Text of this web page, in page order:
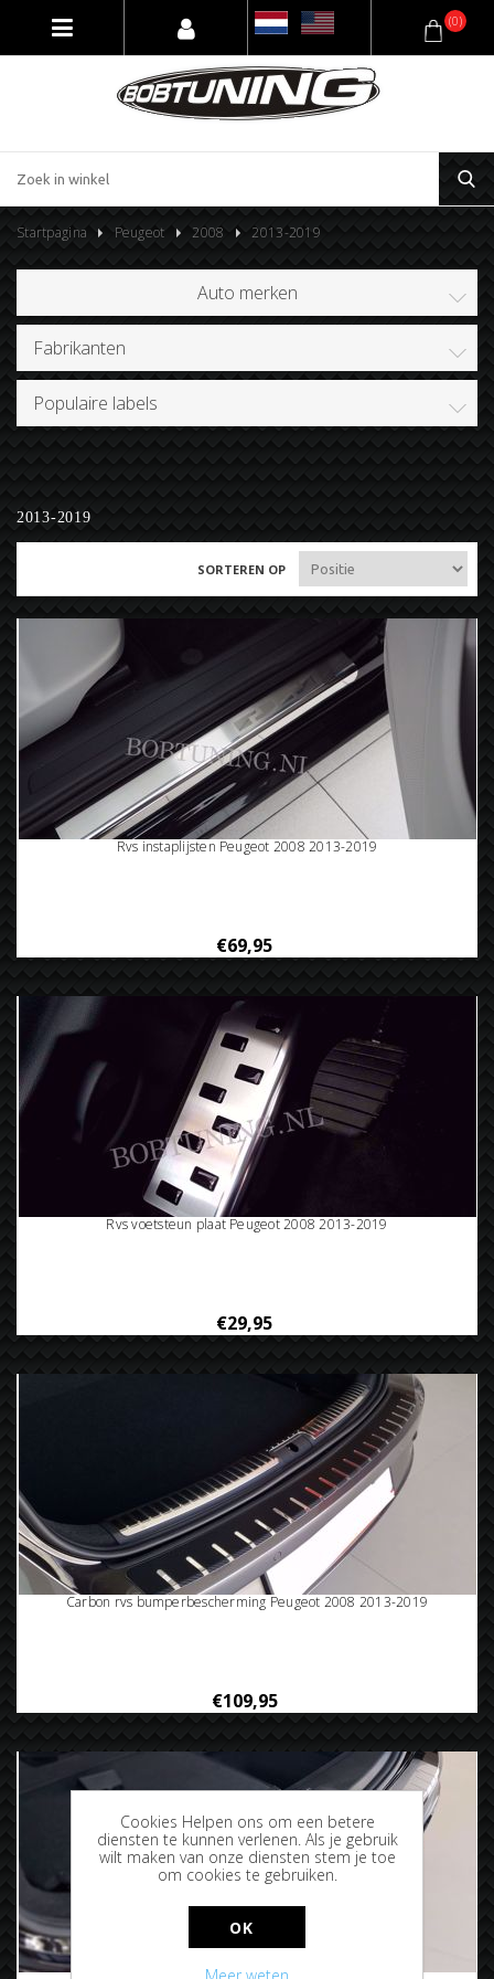
(0)
Startpagina Peugeot 2008 2013-2019
Auto merken
Fabrikanten
Populaire labels
2013-2019
SORTEREN OP
Rvs instaplijsten Peugeot 2008 2013-2019
€69,95
Rvs voetsteun plaat Peugeot 2008 2013-2019
€29,95
Carbon rvs bumperbescherming Peugeot 2008 2013-2019
€109,95
Cookies Helpen ons om een betere
diensten te kunnen verlenen. Als je gebruik
wilt maken van onze diensten stem je toe
om cookies te gebruiken.
OK
Meer weten